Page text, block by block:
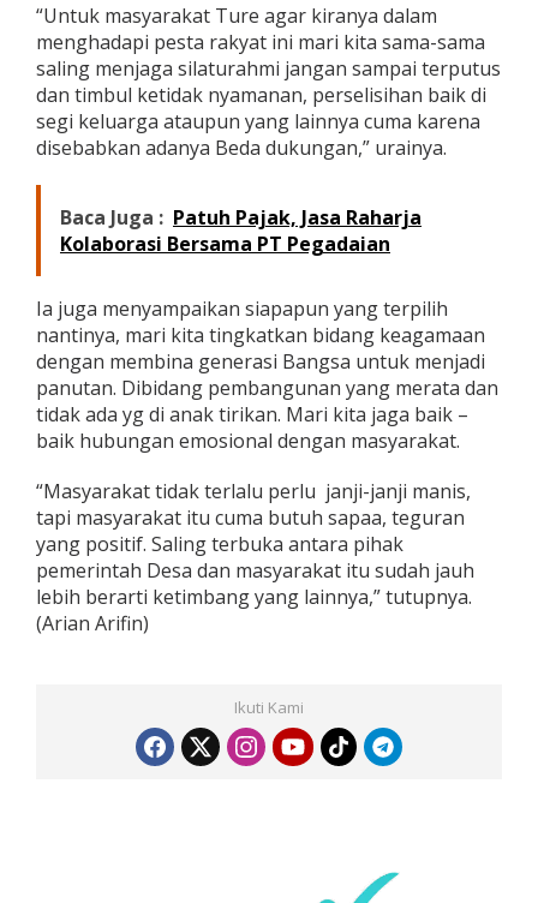
“Untuk masyarakat Ture agar kiranya dalam
menghadapi pesta rakyat ini mari kita sama-sama
saling menjaga silaturahmi jangan sampai terputus
dan timbul ketidak nyamanan, perselisihan baik di
segi keluarga ataupun yang lainnya cuma karena
disebabkan adanya Beda dukungan,” urainya.
Baca Juga : Patuh Pajak, Jasa Raharja
Kolaborasi Bersama PT Pegadaian
Ia juga menyampaikan siapapun yang terpilih
nantinya, mari kita tingkatkan bidang keagamaan
dengan membina generasi Bangsa untuk menjadi
panutan. Dibidang pembangunan yang merata dan
tidak ada yg di anak tirikan. Mari kita jaga baik –
baik hubungan emosional dengan masyarakat.
“Masyarakat tidak terlalu perlu janji-janji manis,
tapi masyarakat itu cuma butuh sapaa, teguran
yang positif. Saling terbuka antara pihak
pemerintah Desa dan masyarakat itu sudah jauh
lebih berarti ketimbang yang lainnya,” tutupnya.
(Arian Arifin)
Ikuti Kami